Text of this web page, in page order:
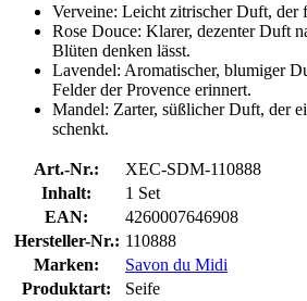
Verveine: Leicht zitrischer Duft, der
Rose Douce: Klarer, dezenter Duft
Blüten denken lässt.
Lavendel: Aromatischer, blumiger
Felder der Provence erinnert.
Mandel: Zarter, süßlicher Duft, der
schenkt.
Art.-Nr.:
XEC-SDM-110888
Inhalt:
1 Set
EAN:
4260007646908
Hersteller-Nr.: 110888
Marken:
Savon du Midi
Produktart:
Seife